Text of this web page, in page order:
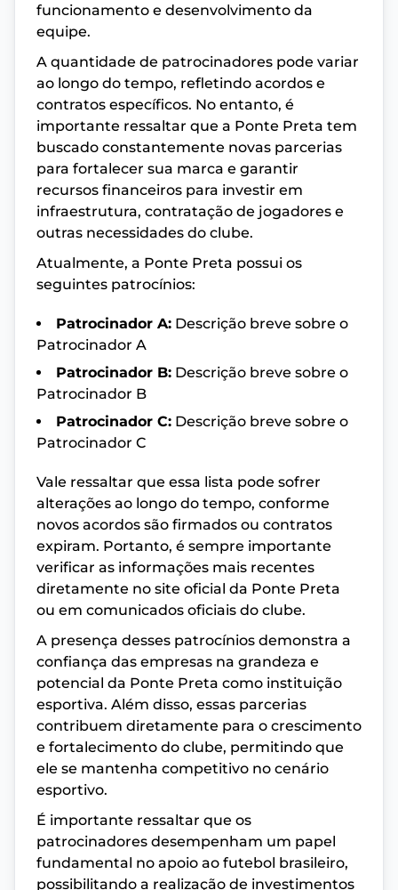
funcionamento e desenvolvimento da
equipe.
A quantidade de patrocinadores pode variar
ao longo do tempo, refletindo acordos e
contratos específicos. No entanto, é
importante ressaltar que a Ponte Preta tem
buscado constantemente novas parcerias
para fortalecer sua marca e garantir
recursos financeiros para investir em
infraestrutura, contratação de jogadores e
outras necessidades do clube.
Atualmente, a Ponte Preta possui os
seguintes patrocínios:
Patrocinador A: Descrição breve sobre o
Patrocinador A
Patrocinador B: Descrição breve sobre o
Patrocinador B
Patrocinador C: Descrição breve sobre o
Patrocinador C
Vale ressaltar que essa lista pode sofrer
alterações ao longo do tempo, conforme
novos acordos são firmados ou contratos
expiram. Portanto, é sempre importante
verificar as informações mais recentes
diretamente no site oficial da Ponte Preta
ou em comunicados oficiais do clube.
A presença desses patrocínios demonstra a
confiança das empresas na grandeza e
potencial da Ponte Preta como instituição
esportiva. Além disso, essas parcerias
contribuem diretamente para o crescimento
e fortalecimento do clube, permitindo que
ele se mantenha competitivo no cenário
esportivo.
É importante ressaltar que os
patrocinadores desempenham um papel
fundamental no apoio ao futebol brasileiro,
possibilitando a realização de investimentos